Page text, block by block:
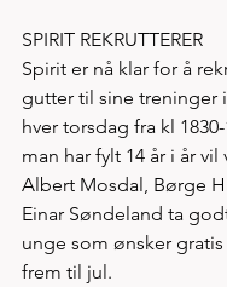
SPIRIT REKRUTTERER
Spirit er nå klar for å
gutter til sine treninger
hver torsdag fra kl
man har fylt 14 år i år vil
Albert Mosdal, Børge
Einar Søndeland ta
unge som ønsker
frem til jul.